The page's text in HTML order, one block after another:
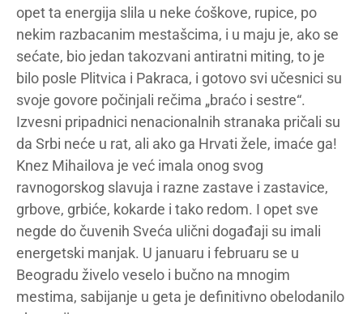
opet ta energija slila u neke ćoškove, rupice, po
nekim razbacanim mestašcima, i u maju je, ako se
sećate, bio jedan takozvani antiratni miting, to je
bilo posle Plitvica i Pakraca, i gotovo svi učesnici su
svoje govore počinjali rečima „braćo i sestre“.
Izvesni pripadnici nenacionalnih stranaka pričali su
da Srbi neće u rat, ali ako ga Hrvati žele, imaće ga!
Knez Mihailova je već imala onog svog
ravnogorskog slavuja i razne zastave i zastavice,
grbove, grbiće, kokarde i tako redom. I opet sve
negde do čuvenih Sveća ulični događaji su imali
energetski manjak. U januaru i februaru se u
Beogradu živelo veselo i bučno na mnogim
mestima, sabijanje u geta je definitivno obelodanilo